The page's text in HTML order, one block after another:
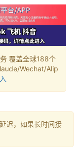
覆盖全球188个
Wechat/Alip
迟，如果长时间接